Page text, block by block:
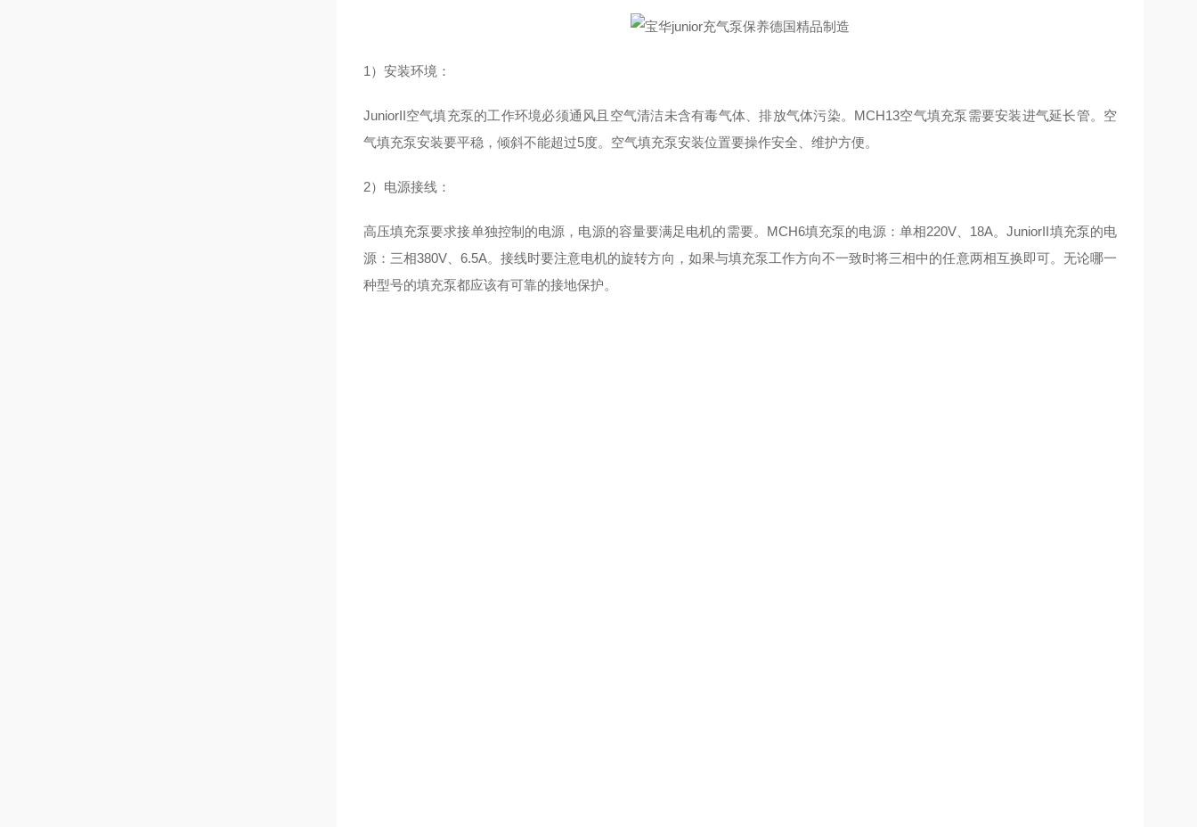
1）安装环境：
JuniorII空气填充泵的工作环境必须通风且空气清洁未含有毒气体、排放气体污染。MCH13空气填充泵需要安装进气延长管。空
气填充泵安装要平稳，倾斜不能超过5度。空气填充泵安装位置要操作安全、维护方便。
2）电源接线：
高压填充泵要求接单独控制的电源，电源的容量要满足电机的需要。MCH6填充泵的电源：单相220V、18A。JuniorII填充泵的电
源：三相380V、6.5A。接线时要注意电机的旋转方向，如果与填充泵工作方向不一致时将三相中的任意两相互换即可。无论哪一
种型号的填充泵都应该有可靠的接地保护。